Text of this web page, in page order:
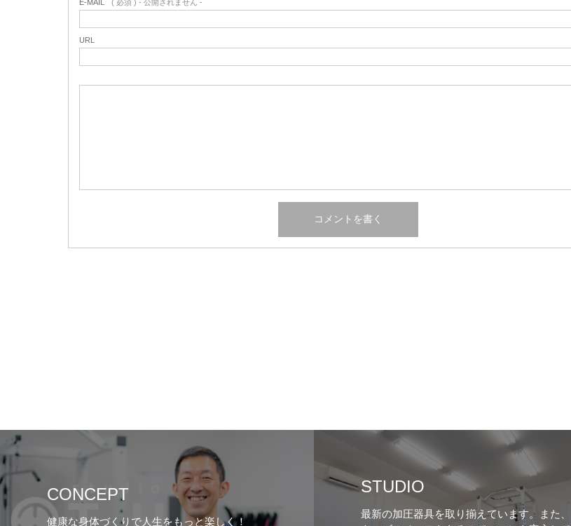
E-MAIL ( 必須 ) - 公開されません -
URL
CONCEPT
健康な身体づくりで人生をもっと楽しく！
STUDIO
最新の加圧器具を取り揃えています。また、